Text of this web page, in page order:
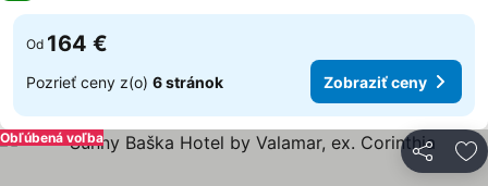
Od 164 €
Pozrieť ceny z(o) 6 stránok Zobraziť ceny
Zdieľať
Obľúbená voľba